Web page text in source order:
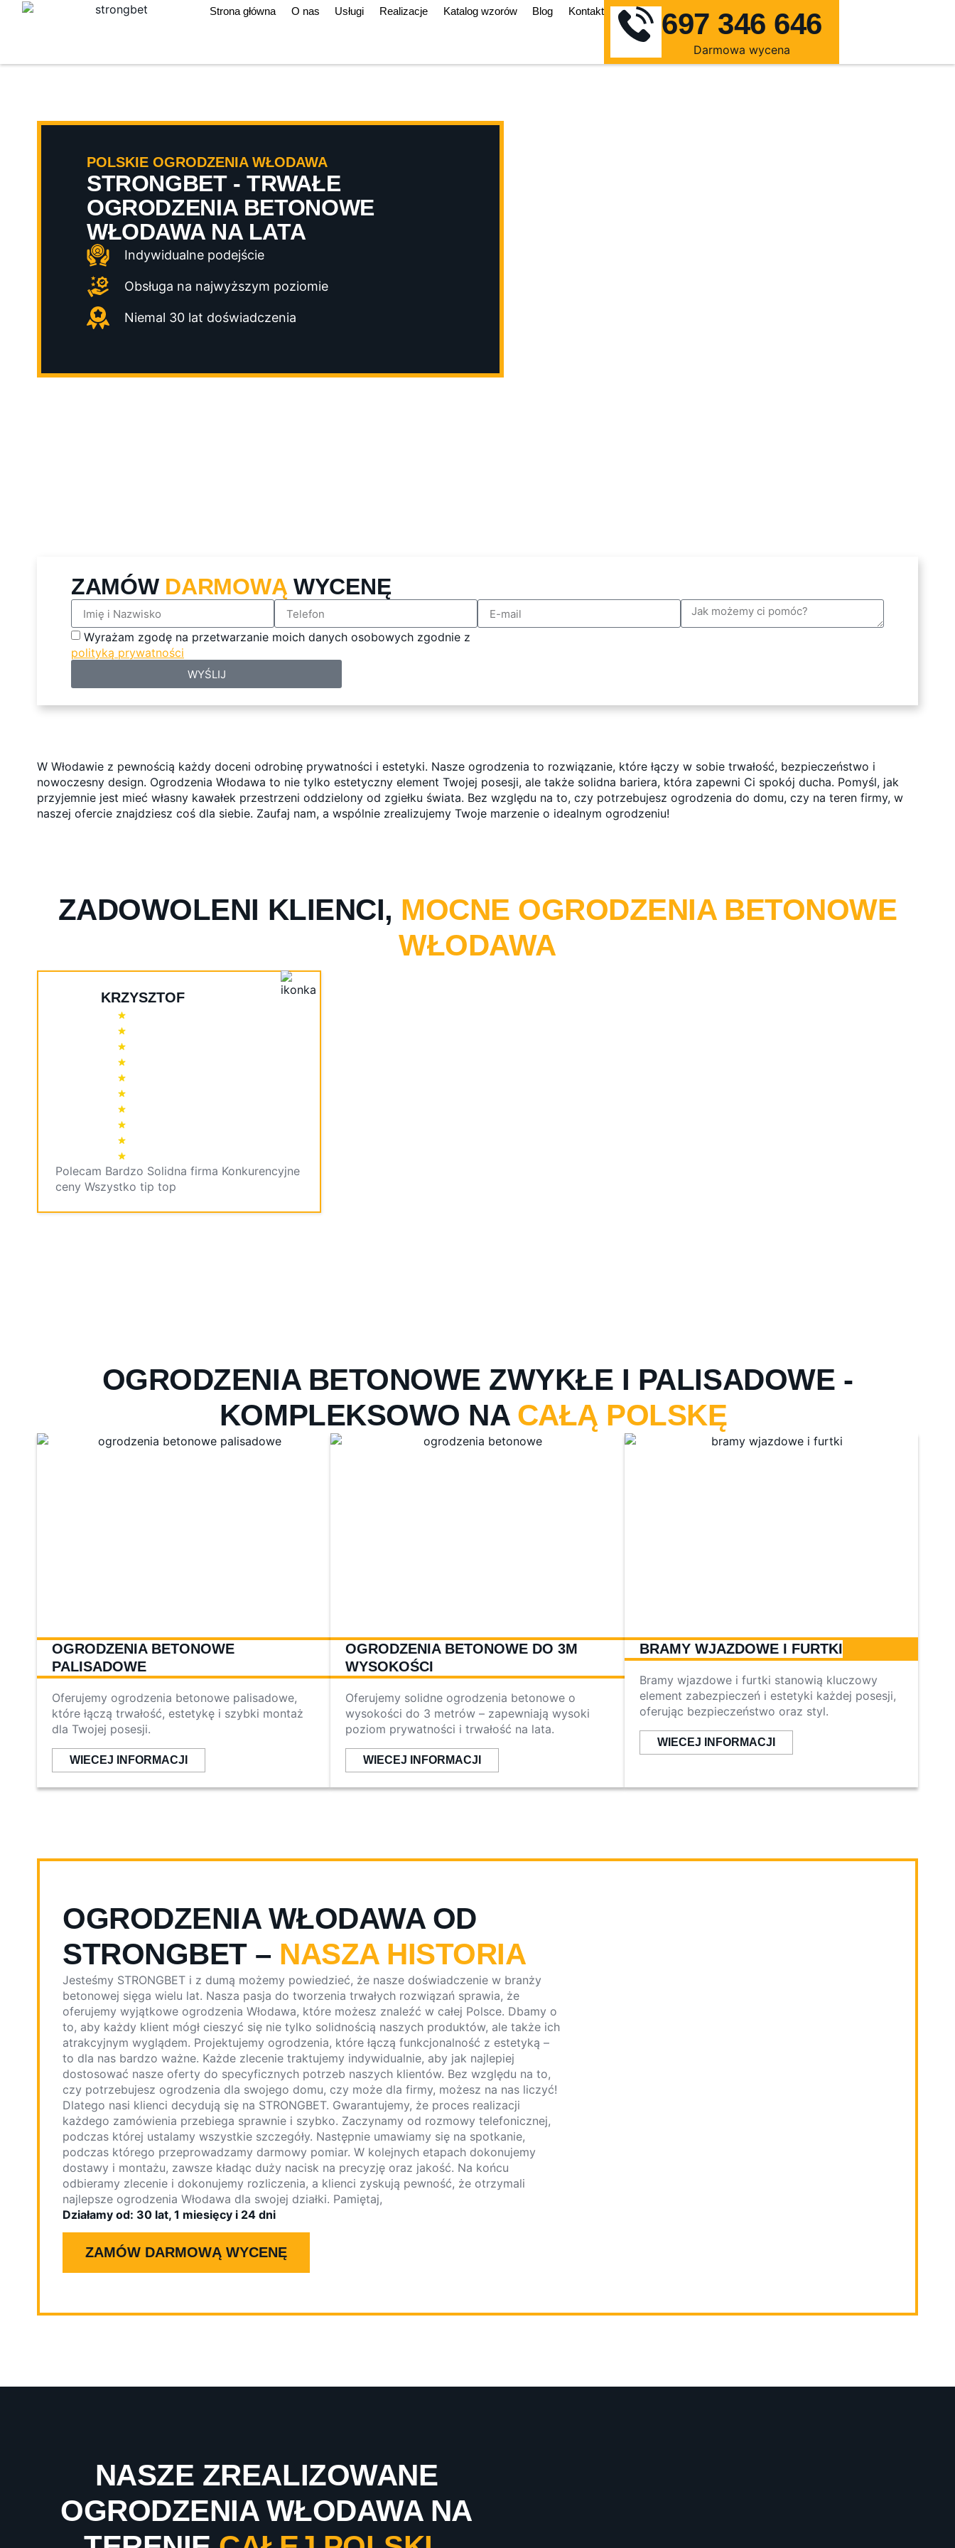
Strona główna O nas Usługi Realizacje Katalog wzorów Blog Kontakt 697 346 646
Darmowa wycena
POLSKIE OGRODZENIA WŁODAWA
STRONGBET - TRWAŁE
OGRODZENIA BETONOWE
WŁODAWA NA LATA
Indywidualne podejście
Obsługa na najwyższym poziomie
Niemal 30 lat doświadczenia
ZAMÓW DARMOWĄ WYCENĘ
Wyrażam zgodę na przetwarzanie moich danych osobowych zgodnie z
polityką prywatności
WYŚLIJ
W Włodawie z pewnością każdy doceni odrobinę prywatności i estetyki. Nasze ogrodzenia to rozwiązanie, które łączy w sobie trwałość, bezpieczeństwo i
nowoczesny design. Ogrodzenia Włodawa to nie tylko estetyczny element Twojej posesji, ale także solidna bariera, która zapewni Ci spokój ducha. Pomyśl, jak
przyjemnie jest mieć własny kawałek przestrzeni oddzielony od zgiełku świata. Bez względu na to, czy potrzebujesz ogrodzenia do domu, czy na teren firmy, w
naszej ofercie znajdziesz coś dla siebie. Zaufaj nam, a wspólnie zrealizujemy Twoje marzenie o idealnym ogrodzeniu!
ZADOWOLENI KLIENCI, MOCNE OGRODZENIA BETONOWE
WŁODAWA
KRZYSZTOF
Polecam Bardzo Solidna firma Konkurencyjne
ceny Wszystko tip top
OGRODZENIA BETONOWE ZWYKŁE I PALISADOWE -
KOMPLEKSOWO NA CAŁĄ POLSKĘ
OGRODZENIA BETONOWE
PALISADOWE
Oferujemy ogrodzenia betonowe palisadowe,
które łączą trwałość, estetykę i szybki montaż
dla Twojej posesji.
WIECEJ INFORMACJI
OGRODZENIA BETONOWE DO 3M
WYSOKOŚCI
Oferujemy solidne ogrodzenia betonowe o
wysokości do 3 metrów – zapewniają wysoki
poziom prywatności i trwałość na lata.
WIECEJ INFORMACJI
BRAMY WJAZDOWE I FURTKI
Bramy wjazdowe i furtki stanowią kluczowy
element zabezpieczeń i estetyki każdej posesji,
oferując bezpieczeństwo oraz styl.
WIECEJ INFORMACJI
OGRODZENIA WŁODAWA OD
STRONGBET – NASZA HISTORIA
Jesteśmy STRONGBET i z dumą możemy powiedzieć, że nasze doświadczenie w branży
betonowej sięga wielu lat. Nasza pasja do tworzenia trwałych rozwiązań sprawia, że
oferujemy wyjątkowe ogrodzenia Włodawa, które możesz znaleźć w całej Polsce. Dbamy o
to, aby każdy klient mógł cieszyć się nie tylko solidnością naszych produktów, ale także ich
atrakcyjnym wyglądem. Projektujemy ogrodzenia, które łączą funkcjonalność z estetyką –
to dla nas bardzo ważne. Każde zlecenie traktujemy indywidualnie, aby jak najlepiej
dostosować nasze oferty do specyficznych potrzeb naszych klientów. Bez względu na to,
czy potrzebujesz ogrodzenia dla swojego domu, czy może dla firmy, możesz na nas liczyć!
Dlatego nasi klienci decydują się na STRONGBET. Gwarantujemy, że proces realizacji
każdego zamówienia przebiega sprawnie i szybko. Zaczynamy od rozmowy telefonicznej,
podczas której ustalamy wszystkie szczegóły. Następnie umawiamy się na spotkanie,
podczas którego przeprowadzamy darmowy pomiar. W kolejnych etapach dokonujemy
dostawy i montażu, zawsze kładąc duży nacisk na precyzję oraz jakość. Na końcu
odbieramy zlecenie i dokonujemy rozliczenia, a klienci zyskują pewność, że otrzymali
najlepsze ogrodzenia Włodawa dla swojej działki. Pamiętaj,
Działamy od: 30 lat, 1 miesięcy i 24 dni
ZAMÓW DARMOWĄ WYCENĘ
NASZE ZREALIZOWANE
OGRODZENIA WŁODAWA NA